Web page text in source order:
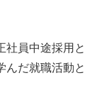
社員中途採用と
んだ就職活動と